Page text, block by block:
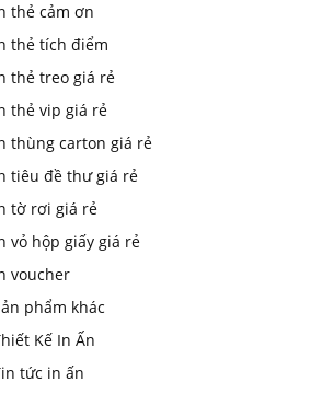
thẻ cảm ơn
thẻ tích điểm
thẻ treo giá rẻ
thẻ vip giá rẻ
thùng carton giá rẻ
tiêu đề thư giá rẻ
tờ rơi giá rẻ
vỏ hộp giấy giá rẻ
voucher
phẩm khác
Kế In Ấn
tức in ấn